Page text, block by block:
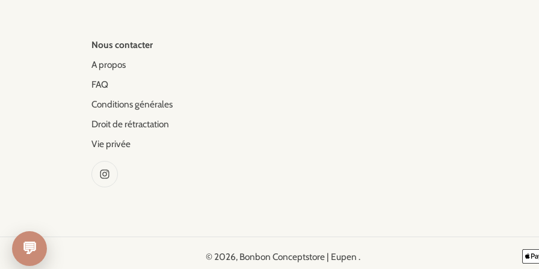
Nous contacter
A propos
FAQ
Conditions générales
Droit de rétractation
Vie privée
© 2026, Bonbon Conceptstore | Eupen .
💬